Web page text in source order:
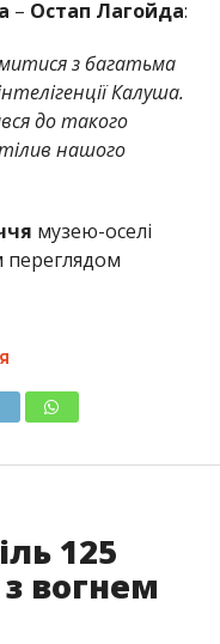
– Остап Лагойда:
з багатьма
Калуша.
до такого
нашого
музею-оселі
переглядом
125
вогнем